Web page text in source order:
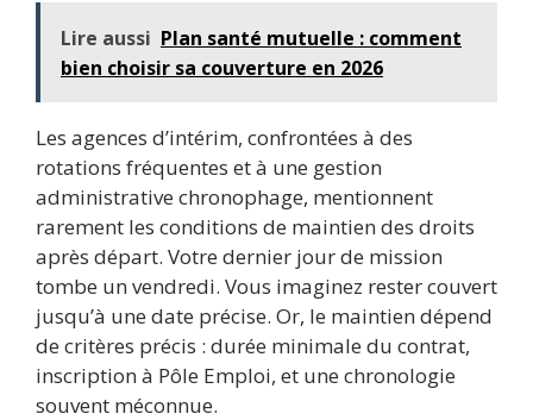
Lire aussi Plan santé mutuelle : comment
bien choisir sa couverture en 2026
Les agences d’intérim, confrontées à des
rotations fréquentes et à une gestion
administrative chronophage, mentionnent
rarement les conditions de maintien des droits
après départ. Votre dernier jour de mission
tombe un vendredi. Vous imaginez rester couvert
jusqu’à une date précise. Or, le maintien dépend
de critères précis : durée minimale du contrat,
inscription à Pôle Emploi, et une chronologie
souvent méconnue.